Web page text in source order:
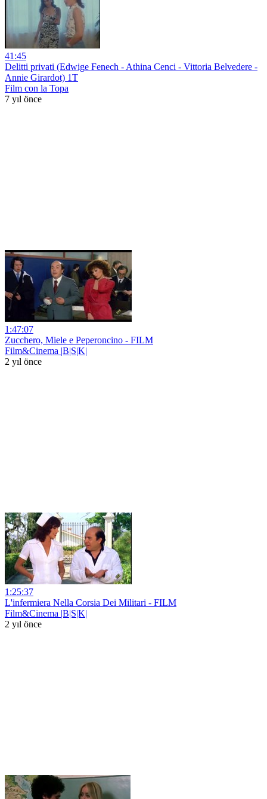
41:45
Delitti privati (Edwige Fenech - Athina Cenci - Vittoria Belvedere -
Annie Girardot) 1T
Film con la Topa
7 yıl önce
1:47:07
Zucchero, Miele e Peperoncino - FILM
Film&Cinema |B|S|K|
2 yıl önce
1:25:37
L'infermiera Nella Corsia Dei Militari - FILM
Film&Cinema |B|S|K|
2 yıl önce